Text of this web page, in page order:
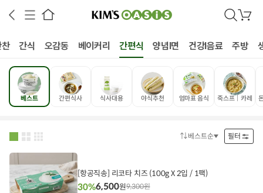
구
니
간식 오감동 베이커리 간편식 양념I면 건강I음료 주방
베스트 간편식사 식사대용 야식추천 엄마표 음식 죽스프│카레
정베스트순 필터
[항공직송] 리코타 치즈 (100g X 2입 / 1팩)
30%6,500원9,300원